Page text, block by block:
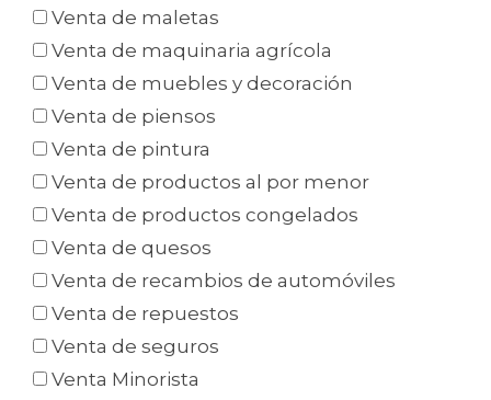
Venta de maletas
Venta de maquinaria agrícola
Venta de muebles y decoración
Venta de piensos
Venta de pintura
Venta de productos al por menor
Venta de productos congelados
Venta de quesos
Venta de recambios de automóviles
Venta de repuestos
Venta de seguros
Venta Minorista